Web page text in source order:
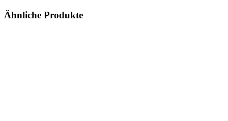
Ähnliche Produkte